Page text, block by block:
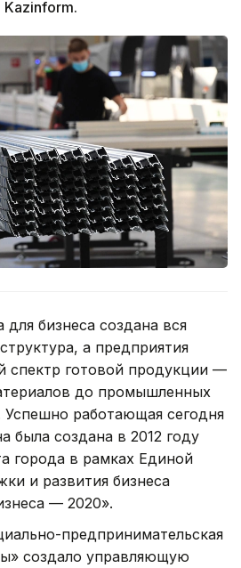
Kazinform.
для бизнеса создана вся
а предприятия
спектр готовой продукции —
до промышленных
работающая сегодня
была создана в 2012 году
города в рамках Единой
и развития бизнеса
— 2020».
предпринимательская
создало управляющую